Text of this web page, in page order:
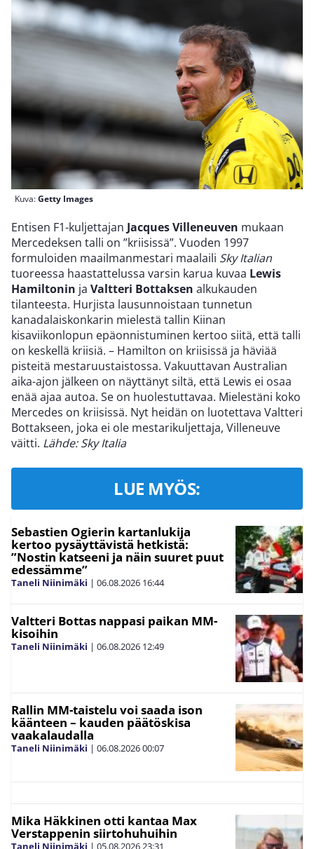
Kuva:Getty Images
Entisen F1-kuljettajan Jacques Villeneuven mukaan
Mercedeksen talli on ”kriisissä”. Vuoden 1997
formuloiden maailmanmestari maalaili Sky Italian
tuoreessa haastattelussa varsin karua kuvaa Lewis
Hamiltonin ja Valtteri Bottaksen alkukauden
tilanteesta. Hurjista lausunnoistaan tunnetun
kanadalaiskonkarin mielestä tallin Kiinan
kisaviikonlopun epäonnistuminen kertoo siitä, että talli
on keskellä kriisiä. – Hamilton on kriisissä ja häviää
pisteitä mestaruustaistossa. Vakuuttavan Australian
aika-ajon jälkeen on näyttänyt siltä, että Lewis ei osaa
enää ajaa autoa. Se on huolestuttavaa. Mielestäni koko
Mercedes on kriisissä. Nyt heidän on luotettava Valtteri
Bottakseen, joka ei ole mestarikuljettaja, Villeneuve
väitti. Lähde: Sky Italia
LUE MYÖS:
Sebastien Ogierin kartanlukija
kertoo pysäyttävistä hetkistä:
”Nostin katseeni ja näin suuret puut
edessämme”
Taneli Niinimäki | 06.08.2026 16:44
Valtteri Bottas nappasi paikan MM-
kisoihin
Taneli Niinimäki | 06.08.2026 12:49
Rallin MM-taistelu voi saada ison
käänteen – kauden päätöskisa
vaakalaudalla
Taneli Niinimäki | 06.08.202600:07
Mika Häkkinen otti kantaa Max
Verstappenin siirtohuhuihin
Taneli Niinimäki | 05.08.2026 23:31